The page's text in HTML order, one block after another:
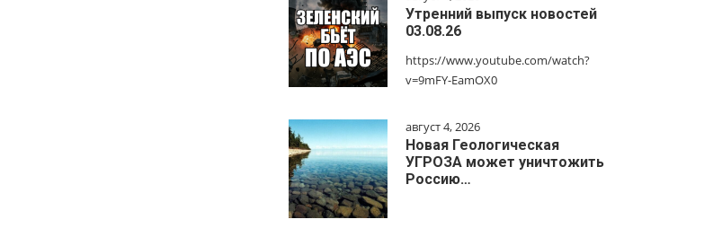
Утренний выпуск новостей
03.08.26
https://www.youtube.com/watch?
v=9mFY-EamOX0
август 4, 2026
Новая Геологическая
УГРОЗА может уничтожить
Россию…